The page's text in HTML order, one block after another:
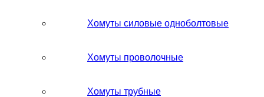
Хомуты силовые одноболтовые
Хомуты проволочные
Хомуты трубные